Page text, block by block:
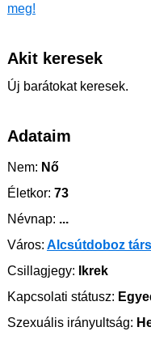
meg!
Akit keresek
Új barátokat keresek.
Adataim
Nem: Nő
Életkor: 73
Névnap: ...
Város: Alcsútdoboz
Csillagjegy: Ikrek
Kapcsolati státusz:
Szexuális irányultság: